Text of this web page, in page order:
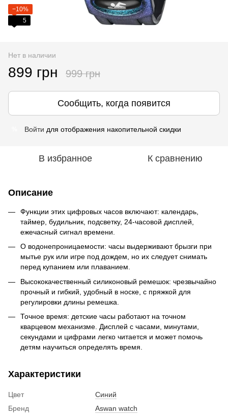
−10%
5
Нет в наличии
899 грн 999 грн
Сообщить, когда появится
Войти для отображения накопительной скидки
В избранное К сравнению
Описание
Функции этих цифровых часов включают: календарь,
таймер, будильник, подсветку, 24-часовой дисплей,
ежечасный сигнал времени.
О водонепроницаемости: часы выдерживают брызги при
мытье рук или игре под дождем, но их следует снимать
перед купанием или плаванием.
Высококачественный силиконовый ремешок: чрезвычайно
прочный и гибкий, удобный в носке, с пряжкой для
регулировки длины ремешка.
Точное время: детские часы работают на точном
кварцевом механизме. Дисплей с часами, минутами,
секундами и цифрами легко читается и может помочь
детям научиться определять время.
Характеристики
Цвет
Синий
Бренд
Aswan watch